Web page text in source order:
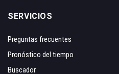
SERVICIOS
Preguntas frecuentes
Pronóstico del tiempo
Buscador